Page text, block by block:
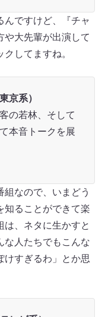
んですけど、『チャ
や大先輩が出演して
してますね。
京系）
の若林、そして
本音トークを展
なので、いまどう
知ることができて楽
は、ネタに生かすと
な人たちでもこんな
けすぎるわ」とか思